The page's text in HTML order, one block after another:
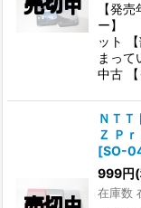
【発
ー】
ット
まっ
中古
ＮＴ
Ｚ Ｐ
[SO-
999円
在庫数